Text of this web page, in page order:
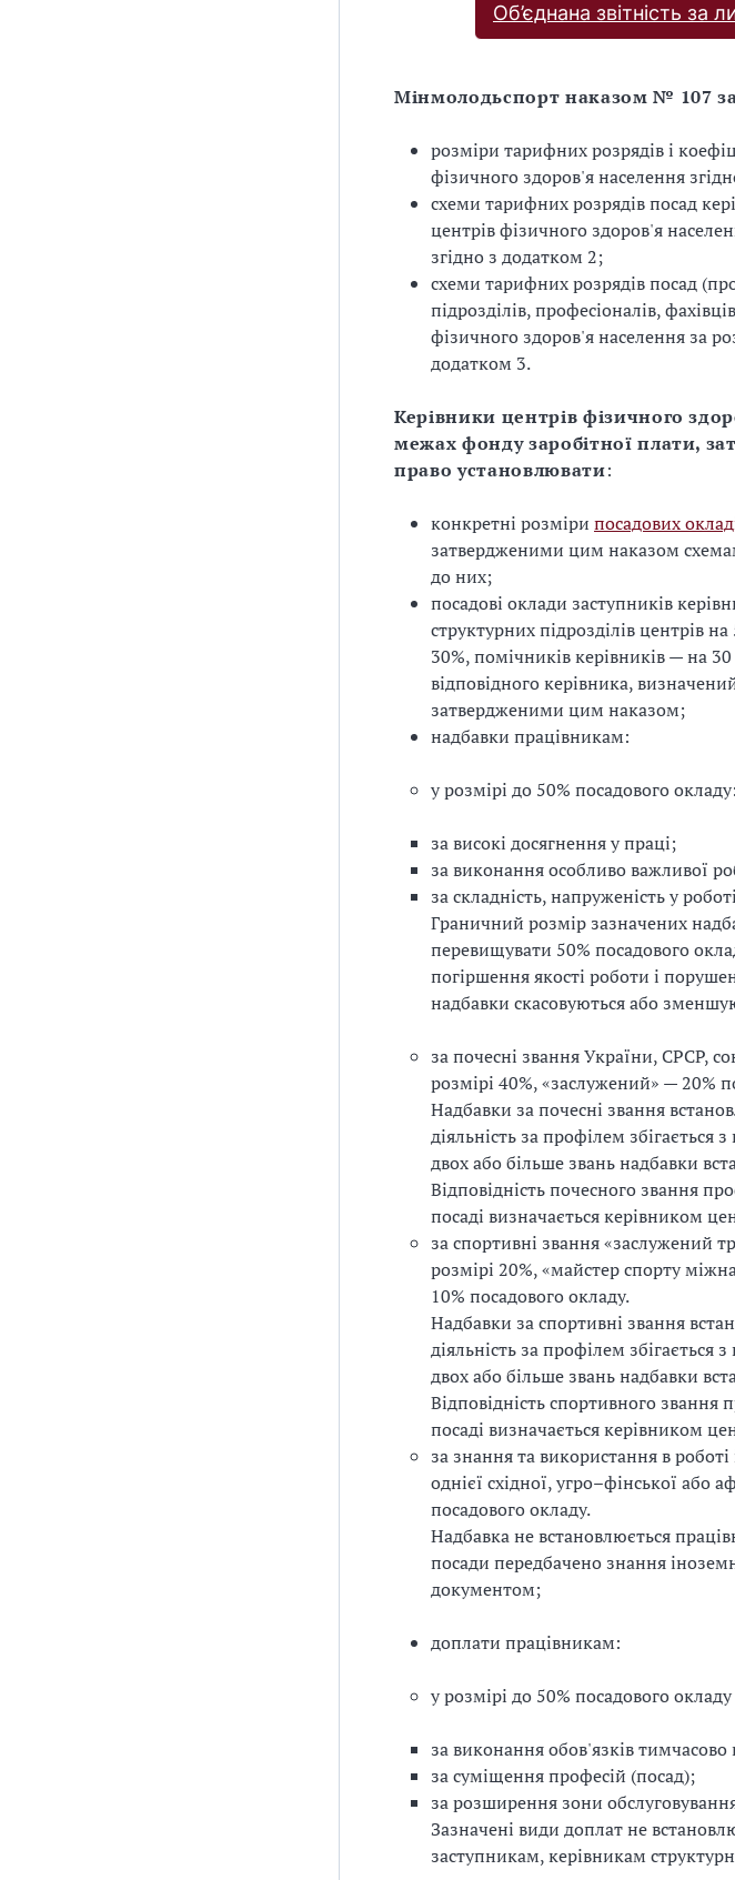
Об’єднана звітність за
Мінмолодьспорт наказом № 107
розміри тарифних розрядів і
фізичного здоров'я населення
схеми тарифних розрядів посад
центрів фізичного здоров'я
згідно з додатком 2;
схеми тарифних розрядів посад
підрозділів, професіоналів,
фізичного здоров'я населення за
додатком 3.
Керівники центрів фізичного
межах фонду заробітної плати,
право установлювати:
конкретні розміри посадових
затвердженими цим наказом
до них;
посадові оклади заступників
структурних підрозділів центрів
30%, помічників керівників — на
відповідного керівника,
затвердженими цим наказом;
надбавки працівникам:
у розмірі до 50% посадового окладу:
за високі досягнення у праці;
за виконання особливо важливої
за складність, напруженість у
Граничний розмір зазначених
перевищувати 50% посадового
погіршення якості роботи і
надбавки скасовуються або
за почесні звання України, СРСР,
розмірі 40%, «заслужений» — 20%
Надбавки за почесні звання
діяльність за профілем
двох або більше звань надбавки
Відповідність почесного звання
посаді визначається керівником
за спортивні звання «заслужений
розмірі 20%, «майстер спорту
10% посадового окладу.
Надбавки за спортивні звання
діяльність за профілем
двох або більше звань надбавки
Відповідність спортивного звання
посаді визначається керівником
за знання та використання в
однієї східної, угро–фінської або
посадового окладу.
Надбавка не встановлюється
посади передбачено знання
документом;
доплати працівникам:
у розмірі до 50% посадового
за виконання обов'язків тимчасово
за суміщення професій (посад);
за розширення зони
Зазначені види доплат не
заступникам, керівникам